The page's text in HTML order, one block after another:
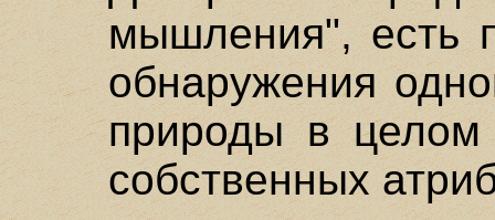
мышления", есть
обнаружения
природы в целом
собственных